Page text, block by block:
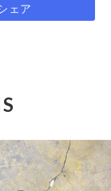
ェア